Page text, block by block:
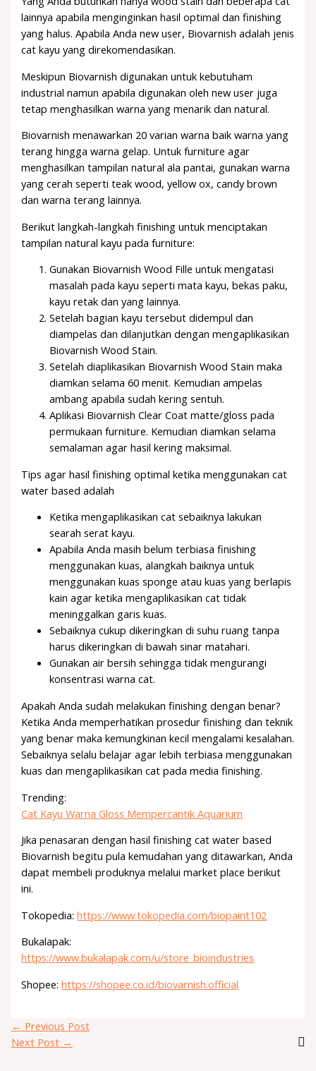
lainnya apabila menginginkan hasil optimal dan finishing
yang halus. Apabila Anda new user, Biovarnish adalah jenis
cat kayu yang direkomendasikan.
Meskipun Biovarnish digunakan untuk kebutuham
industrial namun apabila digunakan oleh new user juga
tetap menghasilkan warna yang menarik dan natural.
Biovarnish menawarkan 20 varian warna baik warna yang
terang hingga warna gelap. Untuk furniture agar
menghasilkan tampilan natural ala pantai, gunakan warna
yang cerah seperti teak wood, yellow ox, candy brown
dan warna terang lainnya.
Berikut langkah-langkah finishing untuk menciptakan
tampilan natural kayu pada furniture:
Gunakan Biovarnish Wood Fille untuk mengatasi
masalah pada kayu seperti mata kayu, bekas paku,
kayu retak dan yang lainnya.
Setelah bagian kayu tersebut didempul dan
diampelas dan dilanjutkan dengan mengaplikasikan
Biovarnish Wood Stain.
Setelah diaplikasikan Biovarnish Wood Stain maka
diamkan selama 60 menit. Kemudian ampelas
ambang apabila sudah kering sentuh.
Aplikasi Biovarnish Clear Coat matte/gloss pada
permukaan furniture. Kemudian diamkan selama
semalaman agar hasil kering maksimal.
Tips agar hasil finishing optimal ketika menggunakan cat
water based adalah
Ketika mengaplikasikan cat sebaiknya lakukan
searah serat kayu.
Apabila Anda masih belum terbiasa finishing
menggunakan kuas, alangkah baiknya untuk
menggunakan kuas sponge atau kuas yang berlapis
kain agar ketika mengaplikasikan cat tidak
meninggalkan garis kuas.
Sebaiknya cukup dikeringkan di suhu ruang tanpa
harus dikeringkan di bawah sinar matahari.
Gunakan air bersih sehingga tidak mengurangi
konsentrasi warna cat.
Apakah Anda sudah melakukan finishing dengan benar?
Ketika Anda memperhatikan prosedur finishing dan teknik
yang benar maka kemungkinan kecil mengalami kesalahan.
Sebaiknya selalu belajar agar lebih terbiasa menggunakan
kuas dan mengaplikasikan cat pada media finishing.
Trending:
Cat Kayu Warna Gloss Mempercantik Aquarium
Jika penasaran dengan hasil finishing cat water based
Biovarnish begitu pula kemudahan yang ditawarkan, Anda
dapat membeli produknya melalui market place berikut
ini.
Tokopedia:https://www.tokopedia.com/biopaint102
Bukalapak:
https://www.bukalapak.com/u/store_bioindustries
Shopee:https://shopee.co.id/biovarnish.official
← Previous Post
Next Post →